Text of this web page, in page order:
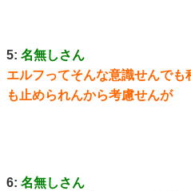
5: 名無しさん
エルフってそんな意識せんで
も止められんから考慮せんが
6: 名無しさん